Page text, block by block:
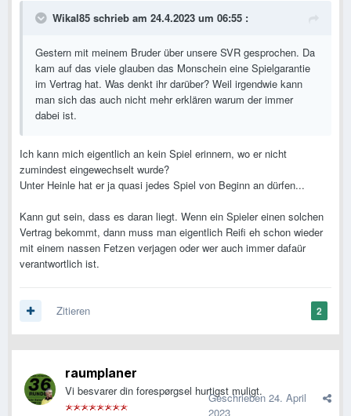
Wikal85 schrieb am 24.4.2023 um 06:55 :
Gestern mit meinem Bruder über unsere SVR gesprochen. Da
kam auf das viele glauben das Monschein eine Spielgarantie
im Vertrag hat. Was denkt ihr darüber? Weil irgendwie kann
man sich das auch nicht mehr erklären warum der immer
dabei ist.
Ich kann mich eigentlich an kein Spiel erinnern, wo er nicht
zumindest eingewechselt wurde?
Unter Heinle hat er ja quasi jedes Spiel von Beginn an dürfen...
Kann gut sein, dass es daran liegt. Wenn ein Spieler einen solchen
Vertrag bekommt, dann muss man eigentlich Reifi eh schon wieder
mit einem nassen Fetzen verjagen oder wer auch immer dafaür
verantwortlich ist.
2
Zitieren
raumplaner
Vi besvarer din forespørgsel hurtigst muligt.
Geschrieben 24. April
2023